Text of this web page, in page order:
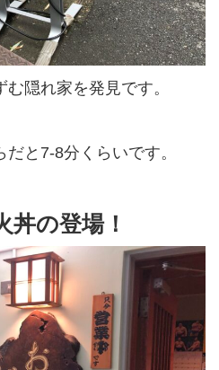
隠れ家を発見です。
と7-8分くらいです。
丼の登場！